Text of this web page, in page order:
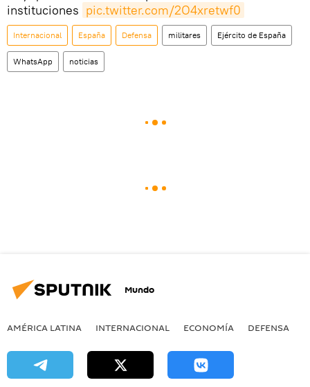
instituciones pic.twitter.com/2O4xretwf0
Internacional España Defensa militares Ejército de España
WhatsApp noticias
Mundo
AMÉRICA LATINA INTERNACIONAL ECONOMÍA DEFENSA